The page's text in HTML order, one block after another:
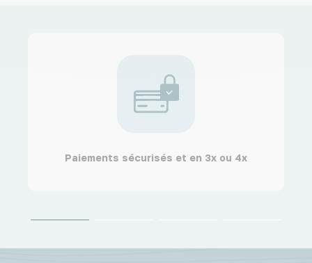
Paiements sécurisés et en 3x ou 4x